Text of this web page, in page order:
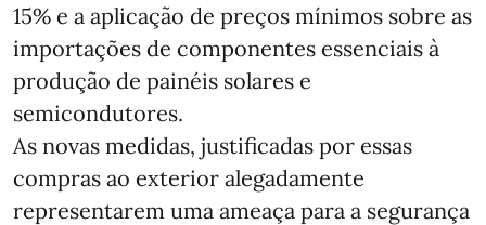
15% e a aplicação de preços mínimos sobre as
importações de componentes essenciais à
produção de painéis solares e
semicondutores.
As novas medidas, justificadas por essas
compras ao exterior alegadamente
representarem uma ameaça para a segurança